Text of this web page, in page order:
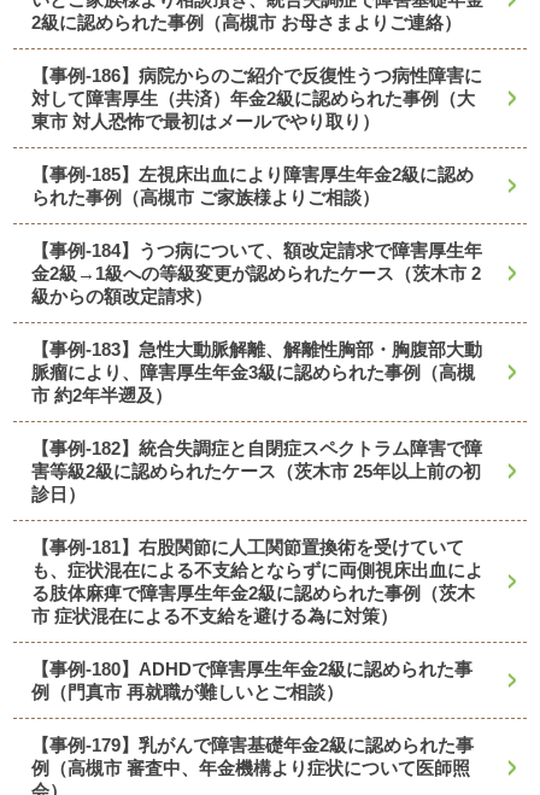
2級に認められた事例（高槻市 お母さまよりご連絡）
【事例-186】病院からのご紹介で反復性うつ病性障害に
対して障害厚生（共済）年金2級に認められた事例（大
東市 対人恐怖で最初はメールでやり取り）
【事例-185】左視床出血により障害厚生年金2級に認め
られた事例（高槻市 ご家族様よりご相談）
【事例-184】うつ病について、額改定請求で障害厚生年
金2級→1級への等級変更が認められたケース（茨木市 2
級からの額改定請求）
【事例-183】急性大動脈解離、解離性胸部・胸腹部大動
脈瘤により、障害厚生年金3級に認められた事例（高槻
市 約2年半遡及）
【事例-182】統合失調症と自閉症スペクトラム障害で障
害等級2級に認められたケース（茨木市 25年以上前の初
診日）
【事例-181】右股関節に人工関節置換術を受けていて
も、症状混在による不支給とならずに両側視床出血によ
る肢体麻痺で障害厚生年金2級に認められた事例（茨木
市 症状混在による不支給を避ける為に対策）
【事例-180】ADHDで障害厚生年金2級に認められた事
例（門真市 再就職が難しいとご相談）
【事例-179】乳がんで障害基礎年金2級に認められた事
例（高槻市 審査中、年金機構より症状について医師照